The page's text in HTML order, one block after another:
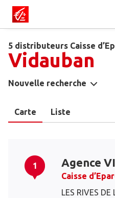
5 distributeurs Caisse
Vidauban
Nouvelle recherche
Carte Liste
1 Agence
Caisse
LES RIVES DE